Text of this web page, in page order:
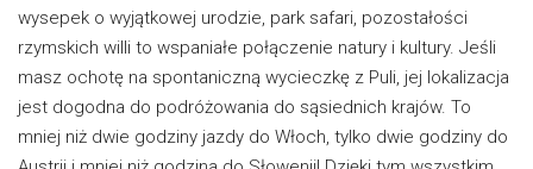
wysepek o wyjątkowej urodzie, park safari, pozostałości
rzymskich willi to wspaniałe połączenie natury i kultury. Jeśli
masz ochotę na spontaniczną wycieczkę z Puli, jej lokalizacja
jest dogodna do podróżowania do sąsiednich krajów. To
mniej niż dwie godziny jazdy do Włoch, tylko dwie godziny do